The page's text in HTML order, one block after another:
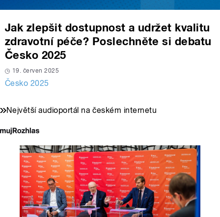
Jak zlepšit dostupnost a udržet kvalitu
zdravotní péče? Poslechněte si debatu
Česko 2025
19. červen 2025
Česko 2025
Největší audioportál na českém internetu